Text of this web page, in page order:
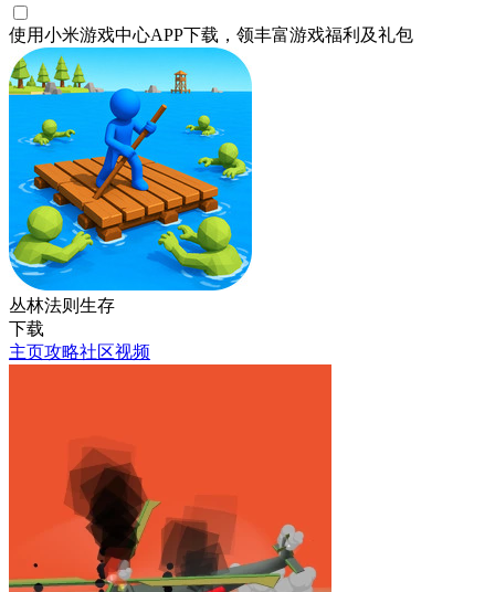
使用小米游戏中心APP下载 ，领丰富游戏福利 及礼包
丛林法则生存
下载
主页攻略社区视频